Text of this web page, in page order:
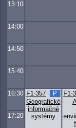
13:10
14:00
14:50
15:40
16:30
Geografické
informačné
systémy
F1-357
P
F1-
17:20